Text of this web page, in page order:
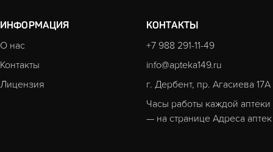
ИНФОРМАЦИЯ
О нас
Контакты
Лицензия
КОНТАКТЫ
+7 988 291-11-49
info@apteka149.ru
г. Дербент, пр. Агасиева 17А
Часы работы каждой аптеки
— на странице Адреса аптек